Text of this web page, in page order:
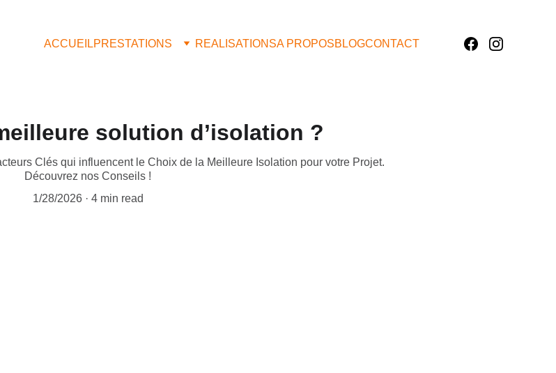
ACCUEILPRESTATIONS REALISATIONSA PROPOSBLOGCONTACT
solution d’isolation ?
Clés qui influencent le Choix de la Meilleure Isolation pour votre Projet.
Découvrez nos Conseils !
1/28/2026
4 min read